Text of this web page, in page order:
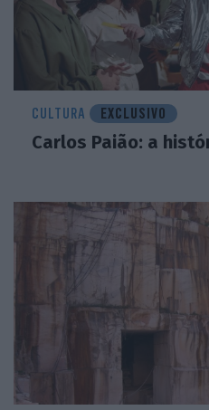
CULTURA EXCLUSIVO
Carlos Paião: a